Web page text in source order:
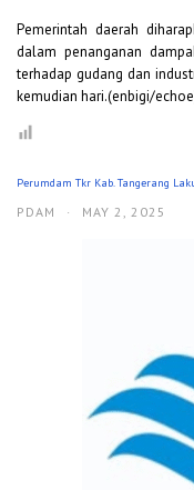
Pemerintah daerah
dalam penanganan
terhadap gudang dan
kemudian hari.(enbigi/
Perumdam Tkr Kab. Tangerang
PDAM · MAY 2, 2025